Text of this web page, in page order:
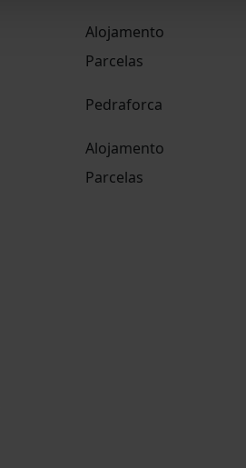
Alojamento
Parcelas
Pedraforca
Alojamento
Parcelas